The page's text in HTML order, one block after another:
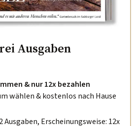
Ausgaben
& nur 12x bezahlen
wählen & kostenlos nach Hause
Erscheinungsweise: 12x